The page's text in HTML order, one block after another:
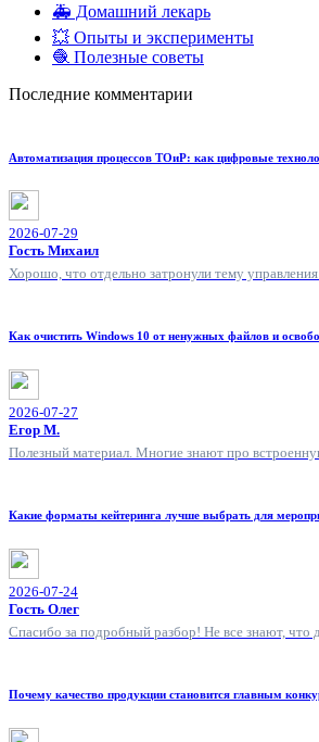
🚑 Домашний лекарь
💥 Опыты и эксперименты
🧶 Полезные советы
Последние комментарии
Автоматизация процессов ТОиР: как цифровые
2026-07-29
Гость Михаил
Хорошо, что отдельно затронули тему
Как очистить Windows 10 от ненужных файлов и
2026-07-27
Егор М.
Полезный материал. Многие знают про
Какие форматы кейтеринга лучше выбрать для
2026-07-24
Гость Олег
Спасибо за подробный разбор! Не все знают, что
Почему качество продукции становится главным